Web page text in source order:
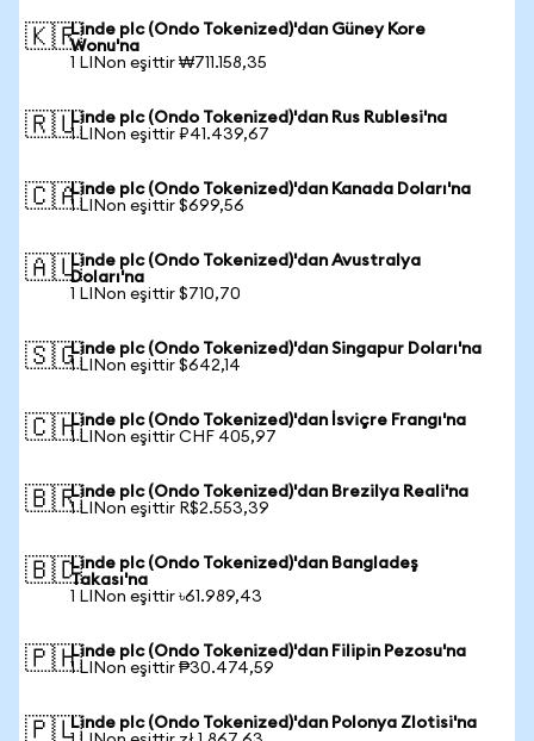
🇰🇷Linde plc (Ondo Tokenized)'dan Güney Kore
Wonu'na
1 LINon eşittir ₩711.158,35
🇷🇺Linde plc (Ondo Tokenized)'dan Rus Rublesi'na
1 LINon eşittir ₽41.439,67
🇨🇦Linde plc (Ondo Tokenized)'dan Kanada Doları'na
1 LINon eşittir $699,56
🇦🇺Linde plc (Ondo Tokenized)'dan Avustralya
Doları'na
1 LINon eşittir $710,70
🇸🇬Linde plc (Ondo Tokenized)'dan Singapur Doları'na
1 LINon eşittir $642,14
🇨🇭Linde plc (Ondo Tokenized)'dan İsviçre Frangı'na
1 LINon eşittir CHF 405,97
🇧🇷Linde plc (Ondo Tokenized)'dan Brezilya Reali'na
1 LINon eşittir R$2.553,39
🇧🇩Linde plc (Ondo Tokenized)'dan Bangladeş
Takası'na
1 LINon eşittir ৳61.989,43
🇵🇭Linde plc (Ondo Tokenized)'dan Filipin Pezosu'na
1 LINon eşittir ₱30.474,59
🇵🇱Linde plc (Ondo Tokenized)'dan Polonya Zlotisi'na